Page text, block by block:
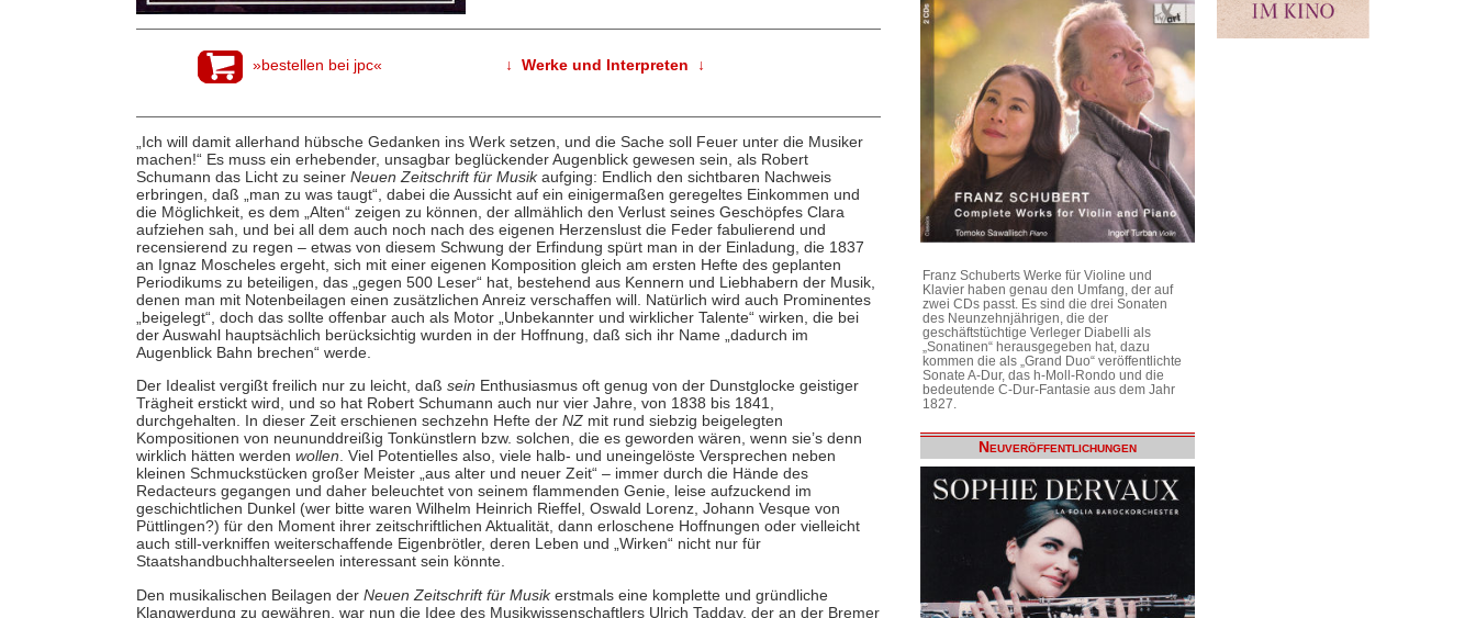
»bestellen bei jpc« ↓ Werke und Interpreten ↓
„Ich will damit allerhand hübsche Gedanken ins Werk setzen, und die Sache soll Feuer unter die Musiker
machen!“ Es muss ein erhebender, unsagbar beglückender Augenblick gewesen sein, als Robert
Schumann das Licht zu seiner Neuen Zeitschrift für Musikaufging: Endlich den sichtbaren Nachweis
erbringen, daß „man zu was taugt“, dabei die Aussicht auf ein einigermaßen geregeltes Einkommen und
die Möglichkeit, es dem „Alten“ zeigen zu können, der allmählich den Verlust seines Geschöpfes Clara
aufziehen sah, und bei all dem auch noch nach des eigenen Herzenslust die Feder fabulierend und
recensierend zu regen – etwas von diesem Schwung der Erfindung spürt man in der Einladung, die 1837
an Ignaz Moscheles ergeht, sich mit einer eigenen Komposition gleich am ersten Hefte des geplanten
Periodikums zu beteiligen, das „gegen 500 Leser“ hat, bestehend aus Kennern und Liebhabern der Musik,
denen man mit Notenbeilagen einen zusätzlichen Anreiz verschaffen will. Natürlich wird auch Prominentes
„beigelegt“, doch das sollte offenbar auch als Motor „Unbekannter und wirklicher Talente“ wirken, die bei
der Auswahl hauptsächlich berücksichtig wurden in der Hoffnung, daß sich ihr Name „dadurch im
Augenblick Bahn brechen“ werde.
Der Idealist vergißt freilich nur zu leicht, daß sein Enthusiasmus oft genug von der Dunstglocke geistiger
Trägheit erstickt wird, und so hat Robert Schumann auch nur vier Jahre, von 1838 bis 1841,
durchgehalten. In dieser Zeit erschienen sechzehn Hefte der NZ mit rund siebzig beigelegten
Kompositionen von neununddreißig Tonkünstlern bzw. solchen, die es geworden wären, wenn sie’s denn
wirklich hätten werden wollen. Viel Potentielles also, viele halb- und uneingelöste Versprechen neben
kleinen Schmuckstücken großer Meister „aus alter und neuer Zeit“ – immer durch die Hände des
Redacteurs gegangen und daher beleuchtet von seinem flammenden Genie, leise aufzuckend im
geschichtlichen Dunkel (wer bitte waren Wilhelm Heinrich Rieffel, Oswald Lorenz, Johann Vesque von
Püttlingen?) für den Moment ihrer zeitschriftlichen Aktualität, dann erloschene Hoffnungen oder vielleicht
auch still-verkniffen weiterschaffende Eigenbrötler, deren Leben und „Wirken“ nicht nur für
Staatshandbuchhalterseelen interessant sein könnte.
Den musikalischen Beilagen der Neuen Zeitschrift für Musikerstmals eine komplette und gründliche
Klangwerdung zu gewähren, war nun die Idee des Musikwissenschaftlers Ulrich Tadday, der an der Bremer
Franz Schuberts Werke für Violine und
Klavier haben genau den Umfang, der auf
zwei CDs passt. Es sind die drei Sonaten
des Neunzehnjährigen, die der
geschäftstüchtige Verleger Diabelli als
„Sonatinen“ herausgegeben hat, dazu
kommen die als „Grand Duo“ veröffentlichte
Sonate A-Dur, das h-Moll-Rondo und die
bedeutende C-Dur-Fantasie aus dem Jahr
1827.
Neuveröffentlichungen